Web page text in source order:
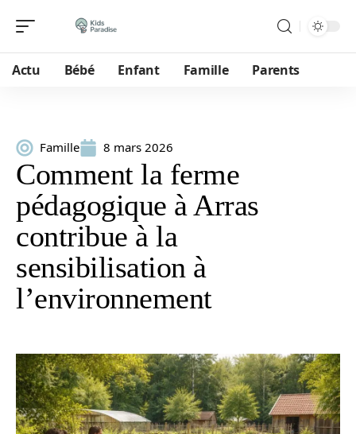
Actu Bébé Enfant Famille Parents
Famille 8 mars 2026
Comment la ferme
pédagogique à Arras
contribue à la
sensibilisation à
l’environnement